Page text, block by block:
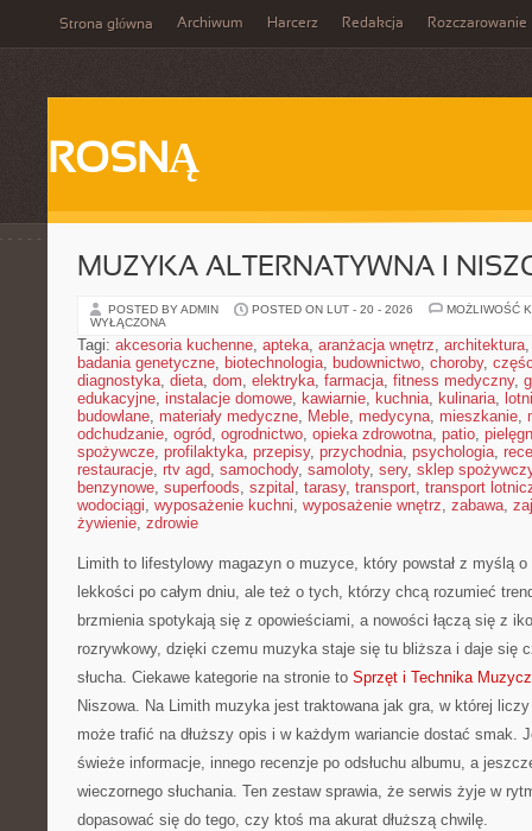
Strona główna Archiwum Harcerz Redakcja Rozczarowanie
ROSNĄ
MUZYKA ALTERNATYWNA I
POSTED BY ADMIN POSTED ON LUT - 20 - 2026
MOŻLIWOŚĆ
WYŁĄCZONA
Tagi: akcesoria kuchenne, apteka, aranżacja wnętrz, architektura
badania genetyczne, biotechnologia, budownictwo, choroby,
diagnostyka, dieta, dom, elektryka, farmacja, fitness medyczny,
edukacyjne, instalacje domowe, kawiarnie, kuchnia, kulinaria,
budowlane, materiały medyczne, Meble, medycyna, mieszkanie,
odchudzanie, ogród, ogrodnictwo, opieka zdrowotna, patio,
spożywcze, profilaktyka, przepisy, przychodnia, psychologia,
restauracje, rtv agd, samochody, samoloty, sery, sklep
benzynowe, superfoods, szpital , tarasy, transport, transport
wodociągi, wyposażenie kuchni, wyposażenie wnętrz, zabawa,
żywienie, zdrowie
Limith to lifestylowy magazyn o muzyce, który powstał z myślą
lekkości po całym dniu, ale też o tych, którzy chcą rozumieć
brzmienia spotykają się z opowieściami, a nowości łączą się z
rozrywkowy, dzięki czemu muzyka staje się tu bliższa i daje się
słucha. Ciekawe kategorie na stronie to Sprzęt i Technika
Niszowa. Na Limith muzyka jest traktowana jak gra, w której
może trafić na dłuższy opis i w każdym wariancie dostać smak.
świeże informacje, innego recenzje po odsłuchu albumu, a
wieczornego słuchania. Ten zestaw sprawia, że serwis żyje w
dopasować się do tego, czy ktoś ma akurat dłuższą chwilę.